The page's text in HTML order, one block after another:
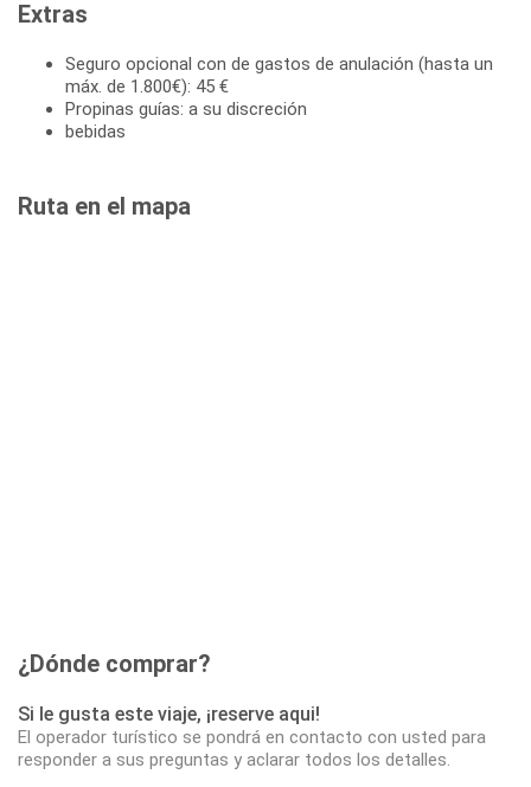
Extras
Seguro opcional con de gastos de anulación (hasta un
máx. de 1.800€): 45 €
Propinas guías: a su discreción
bebidas
Ruta en el mapa
¿Dónde comprar?
Si le gusta este viaje, ¡reserve aqui!
El operador turístico se pondrá en contacto con usted para
responder a sus preguntas y aclarar todos los detalles.